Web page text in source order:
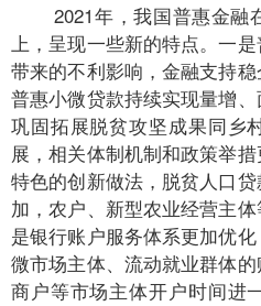
2021年，我国普惠金融
上，呈现一些新的特点。一
带来的不利影响，金融支持
普惠小微贷款持续实现量增
巩固拓展脱贫攻坚成果同乡
展，相关体制机制和政策举
特色的创新做法，脱贫人口
加，农户、新型农业经营主
是银行账户服务体系更加优
微市场主体、流动就业群体
商户等市场主体开户时间进